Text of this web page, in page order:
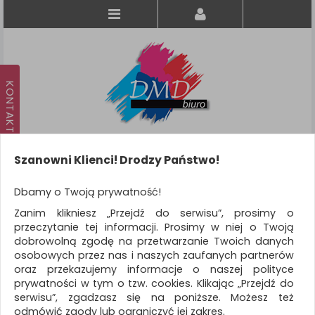
KATEGORIE
WSZYSTKIE KATEGORIE
FILTRY
Więcej
Szanowni Klienci! Drodzy Państwo!
Dbamy o Twoją prywatność!
Zanim klikniesz „Przejdź do serwisu”, prosimy o
przeczytanie tej informacji. Prosimy w niej o Twoją
dobrowolną zgodę na przetwarzanie Twoich danych
osobowych przez nas i naszych zaufanych partnerów
oraz przekazujemy informacje o naszej polityce
prywatności w tym o tzw. cookies. Klikając „Przejdź do
serwisu”, zgadzasz się na poniższe. Możesz też
odmówić zgody lub ograniczyć jej zakres.